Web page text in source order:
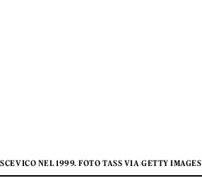
NEL 1999. FOTO TASS VIA GETTY IMAGES